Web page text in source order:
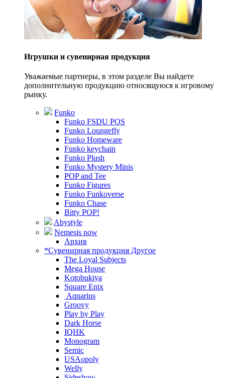
Игрушки и сувенирная продукция
Уважаемые партнеры, в этом разделе Вы найдете
дополнительную продукцию относящуюся к игровому
рынку.
Funko
Funko FSDU POS
Funko Loungefly
Funko Homeware
Funko keychain
Funko Plush
Funko Mystery Minis
POP and Tee
Funko Figures
Funko Funkoverse
Funko Chase
Bitty POP!
Abystyle
Nemesis now
Архив
*Сувенирная продукция Другое
The Loyal Subjects
Mega House
Kotobukiya
Square Enix
Aquarius
Groovy
Play by Play
Dark Horse
IQHK
Monogram
Semic
USAopoly
Welly